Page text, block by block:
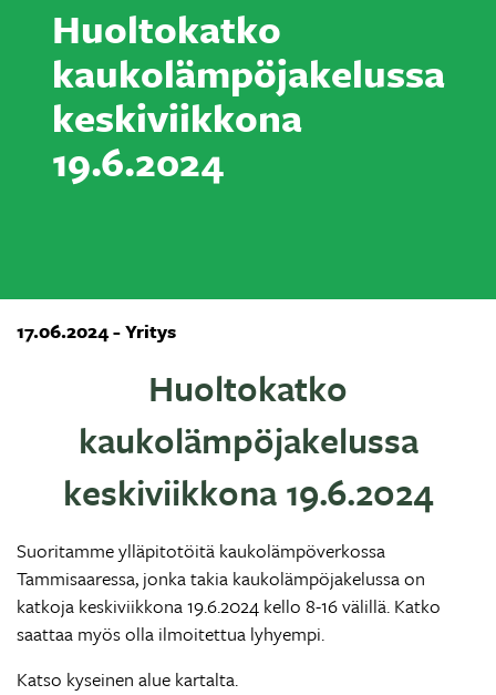
Huoltokatko
kaukolämpöjakelussa
keskiviikkona
19.6.2024
17.06.2024 - Yritys
Huoltokatko
kaukolämpöjakelussa
keskiviikkona 19.6.2024
Suoritamme ylläpitotöitä kaukolämpöverkossa
Tammisaaressa, jonka takia kaukolämpöjakelussa on
katkoja keskiviikkona 19.6.2024 kello 8-16 välillä. Katko
saattaa myös olla ilmoitettua lyhyempi.
Katso kyseinen alue kartalta.